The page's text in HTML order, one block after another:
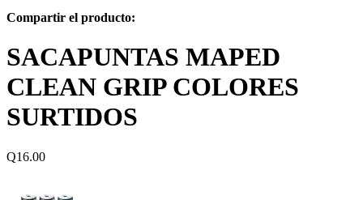
Compartir el producto:
SACAPUNTAS MAPED
CLEAN GRIP COLORES
SURTIDOS
Q16.00